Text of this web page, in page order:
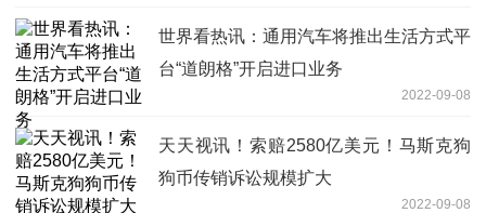
世界看热讯：通用汽车将推出生活方式平
台“道朗格”开启进口业务
2022-09-08
天天视讯！索赔2580亿美元！马斯克狗
狗币传销诉讼规模扩大
2022-09-08